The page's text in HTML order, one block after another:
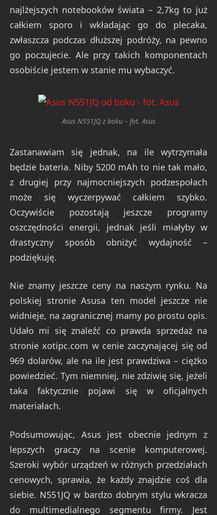
najlżejszych notebooków świata – 2,7kg to już
całkiem sporo i wkładając go do plecaka,
zwłaszcza podczas dłuższej podróży, na pewno
go poczujecie. Ale przy takich komponentach
osobiście jestem w stanie mu wybaczyć.
Asus N551JQ z boku – fot. Asus
Zastanawiam się jednak, na ile wytrzymała
będzie bateria. Niby 5200 mAh to nie tak mało,
z drugiej przy najmocniejszych podzespołach
może się wyczerpywać całkiem szybko.
Oczywiście pozostają jeszcze programy
oszczędności energii, jednak jeśli miałyby w
drastyczny sposób obniżyć wydajność –
podziękuję.
Nie znamy jeszcze ceny na naszym rynku. Na
polskiej stronie Asusa ten model jeszcze nie
widnieje, na zagranicznej mamy po prostu opis.
Udało mi się znaleźć co prawda sprzedaż na
stronie xotipc.com w cenie zaczynającej się od
969 dolarów, ale na ile jest prawdziwa – ciężko
powiedzieć. Tym niemniej, nie zdziwię się, jeżeli
taka faktycznie pojawi się w oficjalnych
materiałach.
Podsumowując, Asus jest obecnie jednym z
lepszych graczy na scenie komputerowej.
Szeroki wybór urządzeń w różnych przedziałach
cenowych, sprawia, że każdy znajdzie coś dla
siebie. N551JQ w bardzo dobrym stylu wkracza
do multimedialnego segmentu firmy. Jest